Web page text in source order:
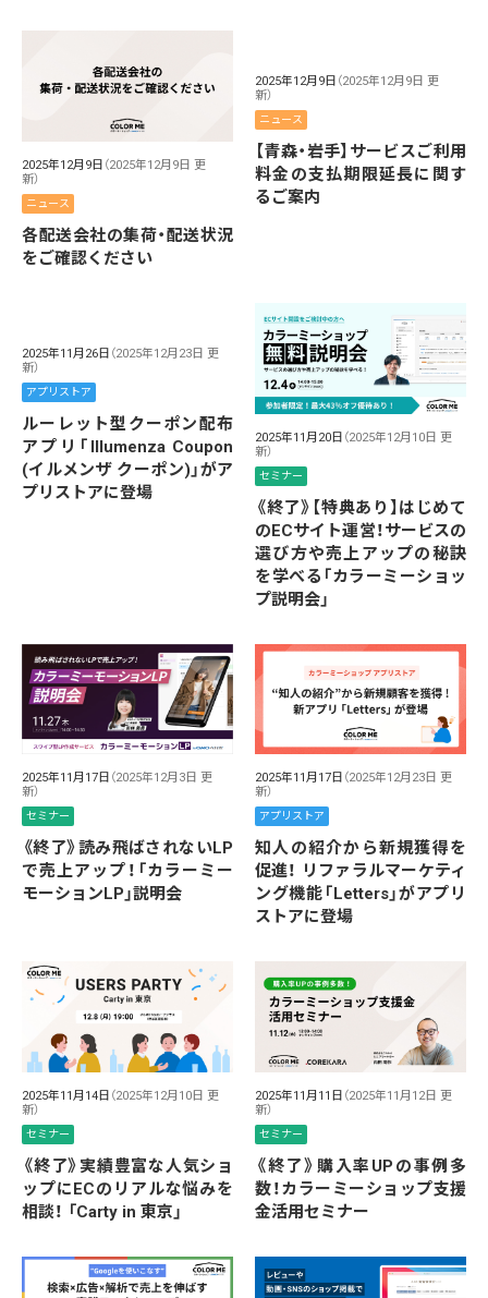
2025年12月9日 （2025年12月9日 更
新）
ニュース
各配送会社の集荷・配送状況
をご確認ください
2025年12月9日 （2025年12月9日 更
新）
ニュース
【青森・岩手】サービスご利用
料金の支払期限延長に関す
るご案内
2025年11月26日 （2025年12月23日 更
新）
アプリストア
ルーレット型クーポン配布
アプリ「Illumenza Coupon
(イルメンザ クーポン)」がア
プリストアに登場
2025年11月20日 （2025年12月10日 更
新）
セミナー
《終了》【特典あり】はじめて
のECサイト運営！サービスの
選び方や売上アップの秘訣
を学べる「カラーミーショッ
プ説明会」
2025年11月17日 （2025年12月3日 更
新）
セミナー
《終了》読み飛ばされないLP
で売上アップ！「カラーミー
モーションLP」説明会
2025年11月17日 （2025年12月23日 更
新）
アプリストア
知人の紹介から新規獲得を
促進！ リファラルマーケティ
ング機能「Letters」がアプリ
ストアに登場
2025年11月14日 （2025年12月10日 更
新）
セミナー
《終了》実績豊富な人気ショ
ップにECのリアルな悩みを
相談！ 「Carty in 東京」
2025年11月11日 （2025年11月12日 更
新）
セミナー
《終了》購入率UPの事例多
数！カラーミーショップ支援
金活用セミナー